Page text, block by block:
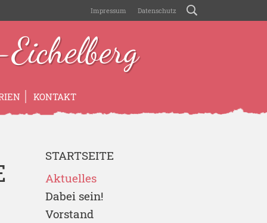
Impressum Datenschutz
KONTAKT
STARTSEITE
Aktuelles
Dabei sein!
Vorstand